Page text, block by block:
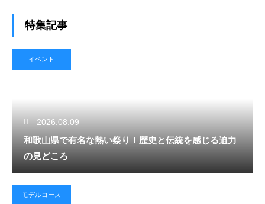
特集記事
イベント
2026.08.09
和歌山県で有名な熱い祭り！歴史と伝統を感じる迫力
の見どころ
モデルコース